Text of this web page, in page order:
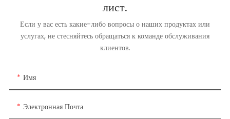
лист.
Если у вас есть какие-либо вопросы о наших продуктах или
услугах, не стесняйтесь обращаться к команде обслуживания
клиентов.
Имя
Электронная Почта